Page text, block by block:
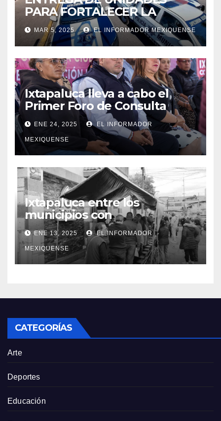
PARA FORTALECER LA
SEGURIDAD EN IXTAPALUCA
MAR 5, 2025 EL INFORMADOR MEXIQUENSE
Ixtapaluca lleva a cabo el
Primer Foro de Consulta
Ciudadana»
ENE 24, 2025 EL INFORMADOR
MEXIQUENSE
Ixtapaluca entre los
municipios con
tarifas bajas en el servicio de
agua potable
ENE 13, 2025 EL INFORMADOR
MEXIQUENSE
CATEGORÍAS
Arte
Deportes
Educación